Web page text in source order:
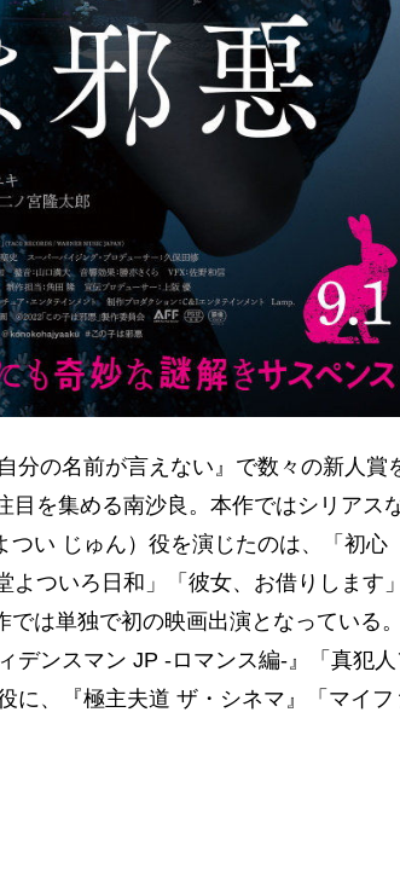
分の名前が言えない』で数々の新人賞
目を集める南沙良。本作ではシリアス
い じゅん）役を演じたのは、「初心
ついろ日和」「彼女、お借りします」
は単独で初の映画出演となっている。
デンスマン JP -ロマンス編-』「真犯人
に、『極主夫道 ザ・シネマ』「マイフ